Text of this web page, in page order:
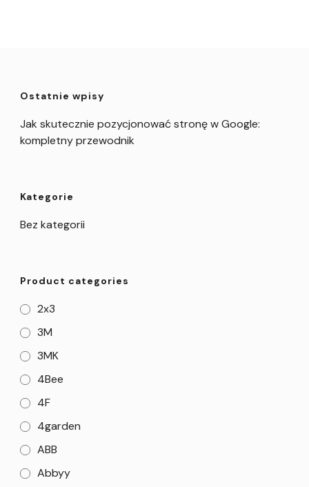
Ostatnie wpisy
Jak skutecznie pozycjonować stronę w Google:
kompletny przewodnik
Kategorie
Bez kategorii
Product categories
2x3
3M
3MK
4Bee
4F
4garden
ABB
Abbyy